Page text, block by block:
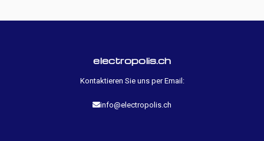
electropolis.ch
Kontaktieren Sie uns per Email:
info@electropolis.ch